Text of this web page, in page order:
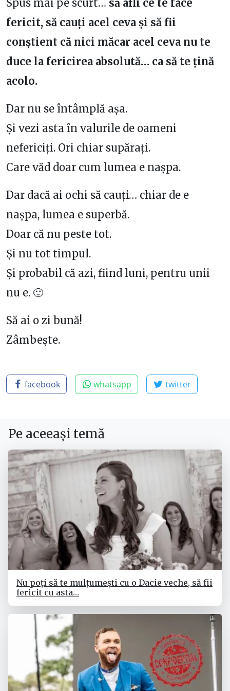
Spus mai pe scurt… să afli ce te face
fericit, să cauți acel ceva și să fii
conștient că nici măcar acel ceva nu te
duce la fericirea absolută… ca să te țină
acolo.
Dar nu se întâmplă așa.
Și vezi asta în valurile de oameni
nefericiți. Ori chiar supărați.
Care văd doar cum lumea e nașpa.
Dar dacă ai ochi să cauți… chiar de e
nașpa, lumea e superbă.
Doar că nu peste tot.
Și nu tot timpul.
Și probabil că azi, fiind luni, pentru unii
nu e. 🙂
Să ai o zi bună!
Zâmbește.
facebook whatsapp twitter
Pe aceeași temă
Nu poți să te mulțumești cu o Dacie veche, să fii
fericit cu asta…